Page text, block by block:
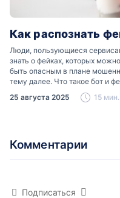
Как распознать
Люди, пользующиеся
знать о фейках, которых
быть опасным в плане
тему далее. Что такое бот и
время можно встретить свою…
25 августа 2025 15 мин.
Комментарии
Подписаться